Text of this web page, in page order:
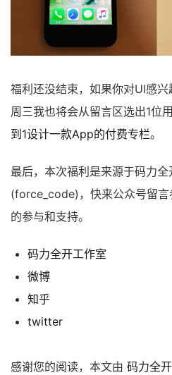
福利还没结束，如果你对UI感
周三我也将会从留言区选出1位
到1设计一款App的付费专栏。
最后，本次福利是来源于码力
(force_code)，快来公众号留
的参与和支持。
码力全开工作室
微博
知乎
twitter
感谢您的阅读，本文由 码力全